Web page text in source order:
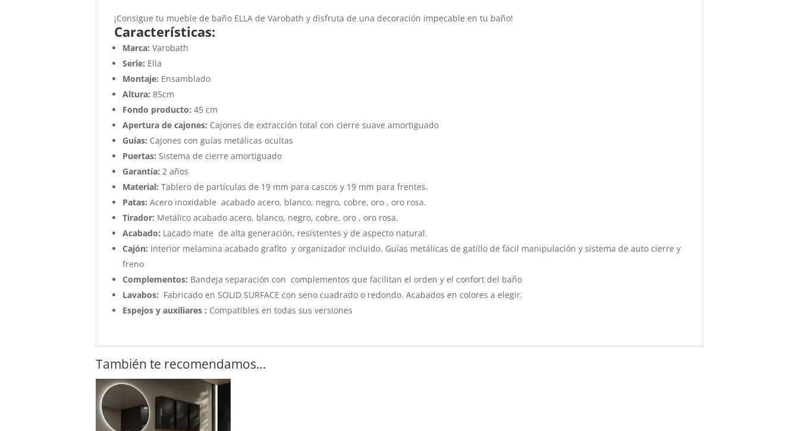
¡Consigue tu mueble de baño ELLA de Varobath y disfruta de una decoración impecable en tu baño!
Características:
Marca: Varobath
Serie: Ella
Montaje: Ensamblado
Altura: 85cm
Fondo producto: 45 cm
Apertura de cajones: Cajones de extracción total con cierre suave amortiguado
Guías: Cajones con guías metálicas ocultas
Puertas: Sistema de cierre amortiguado
Garantía: 2 años
Material:Tablero de partículas de 19 mm para cascos y 19 mm para frentes.
Patas:Acero inoxidable acabado acero, blanco, negro, cobre, oro , oro rosa.
Tirador: Metálico acabado acero, blanco, negro, cobre, oro , oro rosa.
Acabado: Lacado mate de alta generación, resistentes y de aspecto natural.
Cajón: Interior melamina acabado grafito y organizador incluido. Guías metálicas de gatillo de fácil manipulación y sistema de auto cierre y
freno
Complementos: Bandeja separación con complementos que facilitan el orden y el confort del baño
Lavabos: Fabricado en SOLID SURFACE con seno cuadrado o redondo. Acabados en colores a elegir.
Espejos y auxiliares : Compatibles en todas sus versiones
También te recomendamos…